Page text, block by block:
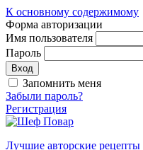
К основному содержимому
Форма авторизации
Имя пользователя
Пароль
Запомнить меня
Забыли пароль?
Регистрация
Лучшие авторские рецепты